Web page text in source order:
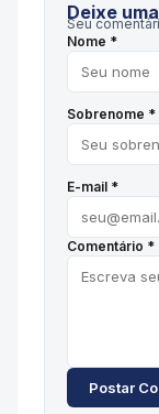
Deixe
Seu
Nome *
Sobrenome *
E-mail *
Comentário *
Postar